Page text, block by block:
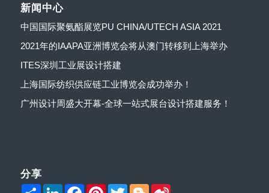
新闻中心
中国国际聚氨酯展览PU CHINA/UTECH ASIA 2021
2021年的IAAPA亚洲博览会将从澳门转移到上海举办
ITES深圳工业展设计搭建
上海国际纺织供应链工业博览会成功举办！
广州设计周盛大开幕-全球一站式展台设计搭建服务！
分享
ShareLinkedInFacebookPinterest
TwitterBloggerSina